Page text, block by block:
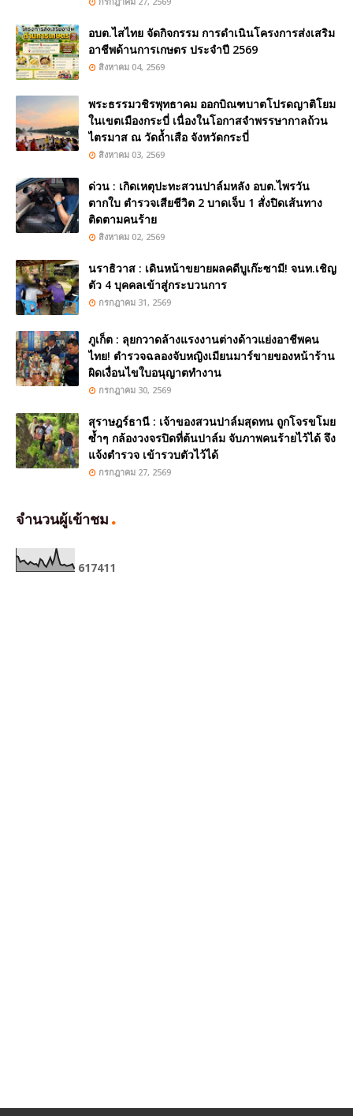
อบต.ไสไทย จัดกิจกรรม การดำเนินโครงการส่งเสริม
อาชีพด้านการเกษตร ประจำปี 2569
สิงหาคม 04, 2569
พระธรรมวชิรพุทธาคม ออกบิณฑบาตโปรดญาติโยม
ในเขตเมืองกระบี่ เนื่องในโอกาสจำพรรษากาลถ้วน
ไตรมาส ณ วัดถ้ำเสือ จังหวัดกระบี่
สิงหาคม 03, 2569
ด่วน : เกิดเหตุปะทะสวนปาล์มหลัง อบต.ไพรวัน
ตากใบ ตำรวจเสียชีวิต 2 บาดเจ็บ 1 สั่งปิดเส้นทาง
ติดตามคนร้าย
สิงหาคม 02, 2569
นราธิวาส : เดินหน้าขยายผลคดีบูเก๊ะซามี! จนท.เชิญ
ตัว 4 บุคคลเข้าสู่กระบวนการ
กรกฎาคม 31, 2569
ภูเก็ต : ลุยกวาดล้างแรงงานต่างด้าวแย่งอาชีพคน
ไทย! ตำรวจฉลองจับหญิงเมียนมาร์ขายของหน้าร้าน
ผิดเงื่อนไขใบอนุญาตทำงาน
กรกฎาคม 30, 2569
สุราษฎร์ธานี : เจ้าของสวนปาล์มสุดทน ถูกโจรขโมย
ซ้ำๆ กล้องวงจรปิดที่ต้นปาล์ม จับภาพคนร้ายไว้ได้ จึง
แจ้งตำรวจ เข้ารวบตัวไว้ได้
กรกฎาคม 27, 2569
จำนวนผู้เข้าชม
617411